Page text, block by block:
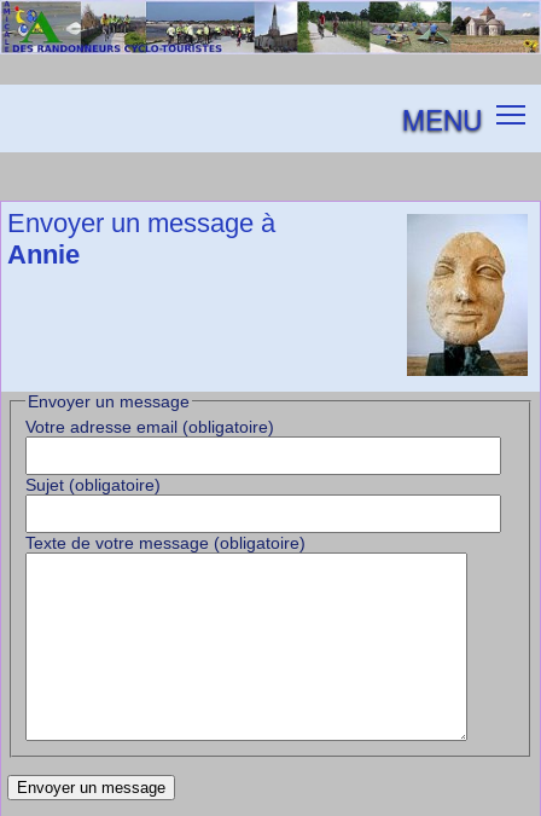
MENU
Envoyer un message à
Annie
Envoyer un message
Votre adresse email (obligatoire)
Sujet (obligatoire)
Texte de votre message (obligatoire)